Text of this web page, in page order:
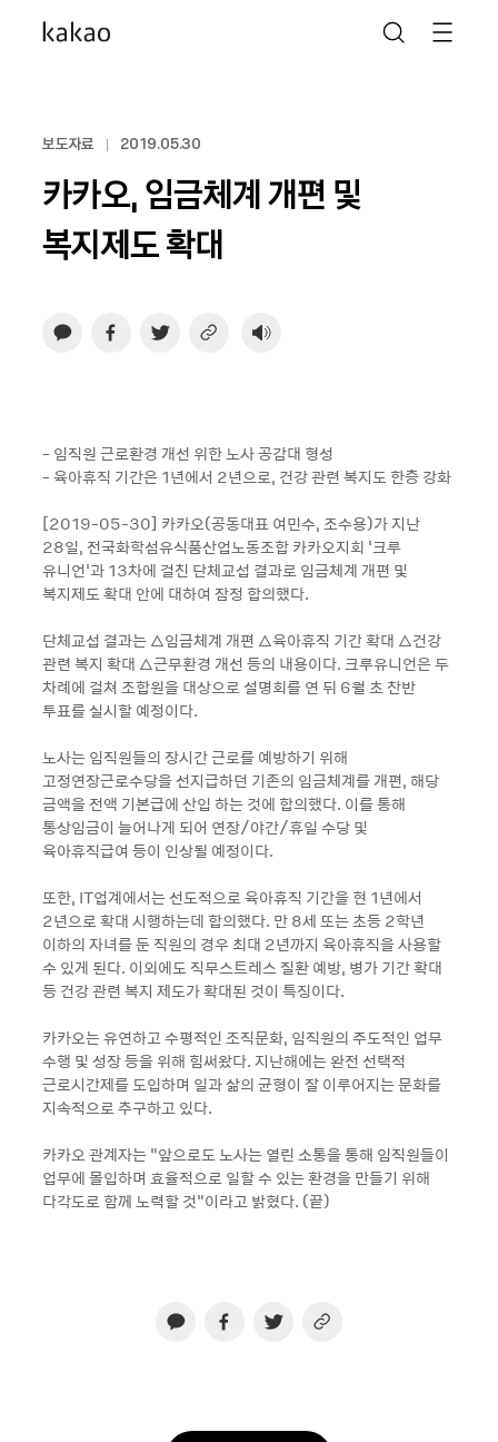
보도자료 2019.05.30
카카오, 임금체계 개편 및
복지제도 확대
- 임직원 근로환경 개선 위한 노사 공감대 형성
- 육아휴직 기간은 1년에서 2년으로, 건강 관련 복지도 한층 강화
[2019-05-30] 카카오(공동대표 여민수, 조수용)가 지난
28일, 전국화학섬유식품산업노동조합 카카오지회 ’크루
유니언’과 13차에 걸친 단체교섭 결과로 임금체계 개편 및
복지제도 확대 안에 대하여 잠정 합의했다.
단체교섭 결과는 △임금체계 개편 △육아휴직 기간 확대 △건강
관련 복지 확대 △근무환경 개선 등의 내용이다. 크루유니언은 두
차례에 걸쳐 조합원을 대상으로 설명회를 연 뒤 6월 초 찬반
투표를 실시할 예정이다.
노사는 임직원들의 장시간 근로를 예방하기 위해
고정연장근로수당을 선지급하던 기존의 임금체계를 개편, 해당
금액을 전액 기본급에 산입 하는 것에 합의했다. 이를 통해
통상임금이 늘어나게 되어 연장/야간/휴일 수당 및
육아휴직급여 등이 인상될 예정이다.
또한, IT업계에서는 선도적으로 육아휴직 기간을 현 1년에서
2년으로 확대 시행하는데 합의했다. 만 8세 또는 초등 2학년
이하의 자녀를 둔 직원의 경우 최대 2년까지 육아휴직을 사용할
수 있게 된다. 이외에도 직무스트레스 질환 예방, 병가 기간 확대
등 건강 관련 복지 제도가 확대된 것이 특징이다.
카카오는 유연하고 수평적인 조직문화, 임직원의 주도적인 업무
수행 및 성장 등을 위해 힘써왔다. 지난해에는 완전 선택적
근로시간제를 도입하며 일과 삶의 균형이 잘 이루어지는 문화를
지속적으로 추구하고 있다.
카카오 관계자는 “앞으로도 노사는 열린 소통을 통해 임직원들이
업무에 몰입하며 효율적으로 일할 수 있는 환경을 만들기 위해
다각도로 함께 노력할 것"이라고 밝혔다. (끝)